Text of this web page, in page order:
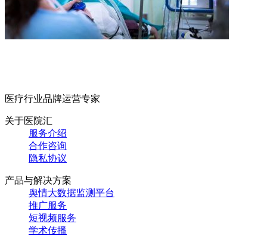
医疗行业品牌运营专家
关于医院汇
服务介绍
合作咨询
隐私协议
产品与解决方案
舆情大数据监测平台
推广服务
短视频服务
学术传播